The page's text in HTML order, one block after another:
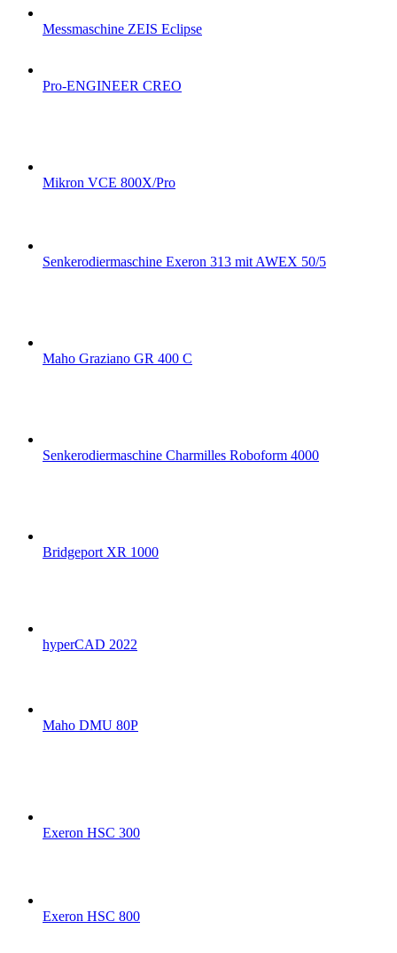
Messmaschine ZEIS Eclipse
Pro-ENGINEER CREO
Mikron VCE 800X/Pro
Senkerodiermaschine Exeron 313 mit AWEX 50/5
Maho Graziano GR 400 C
Senkerodiermaschine Charmilles Roboform 4000
Bridgeport XR 1000
hyperCAD 2022
Maho DMU 80P
Exeron HSC 300
Exeron HSC 800